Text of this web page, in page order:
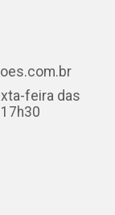
feira das